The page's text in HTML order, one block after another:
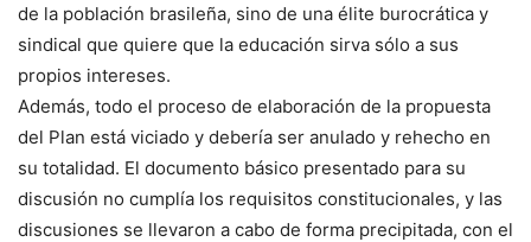
de la población brasileña, sino de una élite burocrática y
sindical que quiere que la educación sirva sólo a sus
propios intereses.
Además, todo el proceso de elaboración de la propuesta
del Plan está viciado y debería ser anulado y rehecho en
su totalidad. El documento básico presentado para su
discusión no cumplía los requisitos constitucionales, y las
discusiones se llevaron a cabo de forma precipitada, con el